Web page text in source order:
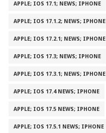
APPLE; IOS 17.1; NEWS; IPHONE
APPLE; IOS 17.1.2; NEWS; IPHONE
APPLE; IOS 17.2.1; NEWS; IPHONE
APPLE; IOS 17.3; NEWS; IPHONE
APPLE; IOS 17.3.1; NEWS; IPHONE
APPLE; IOS 17.4 NEWS; IPHONE
APPLE; IOS 17.5 NEWS; IPHONE
APPLE; IOS 17.5.1 NEWS; IPHONE